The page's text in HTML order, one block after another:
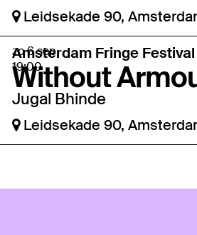
Leidsekade 90,
zo 6 sep
19:00
Amsterdam Fringe Festival
Without
Jugal Bhinde
Leidsekade 90,